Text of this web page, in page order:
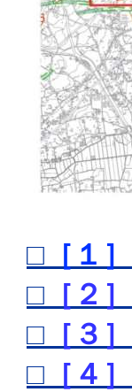
□ ［１］
□ ［２］
□ ［３］
□ ［４］